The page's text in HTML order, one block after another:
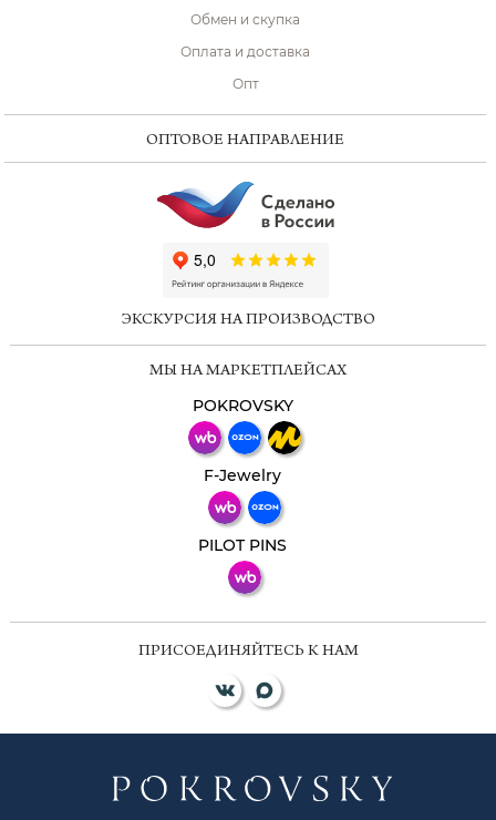
Обмен и скупка
Оплата и доставка
Опт
ОПТОВОЕ НАПРАВЛЕНИЕ
ЭКСКУРСИЯ НА ПРОИЗВОДСТВО
МЫ НА МАРКЕТПЛЕЙСАХ
POKROVSKY
F-Jewelry
PILOT PINS
ПРИСОЕДИНЯЙТЕСЬ К НАМ